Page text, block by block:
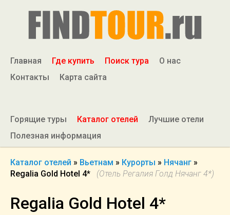
Главная Где купить Поиск тура
О нас
Контакты
Карта сайта
Горящие туры Каталог отелей
Лучшие отели
Полезная информация
Каталог отелей » Вьетнам » Курорты » Нячанг »
Regalia Gold Hotel 4*
(Отель Регалия Голд Нячанг 4*)
Regalia Gold Hotel 4*